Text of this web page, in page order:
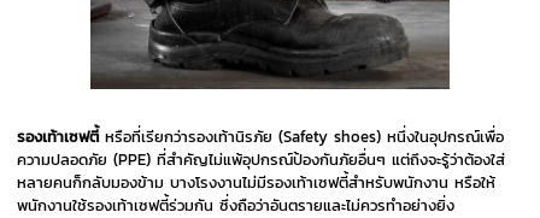
รองเท้าเซฟตี้หรือที่เรียกว่ารองเท้านิรภัย (Safety shoes) หนึ่งในอุปกรณ์เพื่อ
ความปลอดภัย (PPE) ที่สำคัญไม่แพ้อุปกรณ์ป้องกันภัยอื่นๆ แต่ถึงจะรู้ว่าต้องใส่
หลายคนก็กลับมองข้าม บางโรงงานไม่มีรองเท้าเซฟตี้สำหรับพนักงาน หรือให้
พนักงานใช้รองเท้าเซฟตี้ร่วมกัน ซึ่งถือว่าอันตรายและไม่ควรทำอย่างยิ่ง